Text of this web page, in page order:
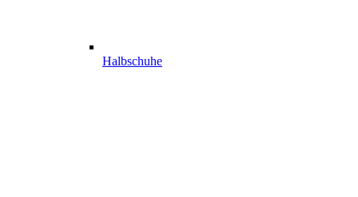
Halbschuhe